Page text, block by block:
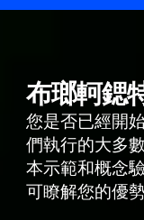
布瑯軻鍶
您是否已經開
們執行的大多
本示範和概念
可瞭解您的優